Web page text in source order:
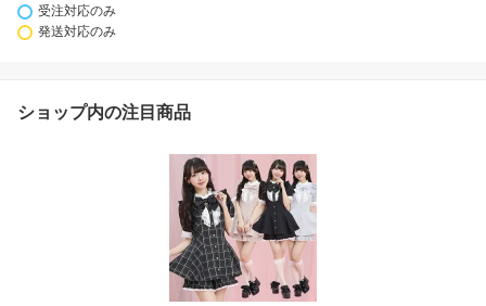
受注対応のみ
発送対応のみ
ショップ内の注目商品